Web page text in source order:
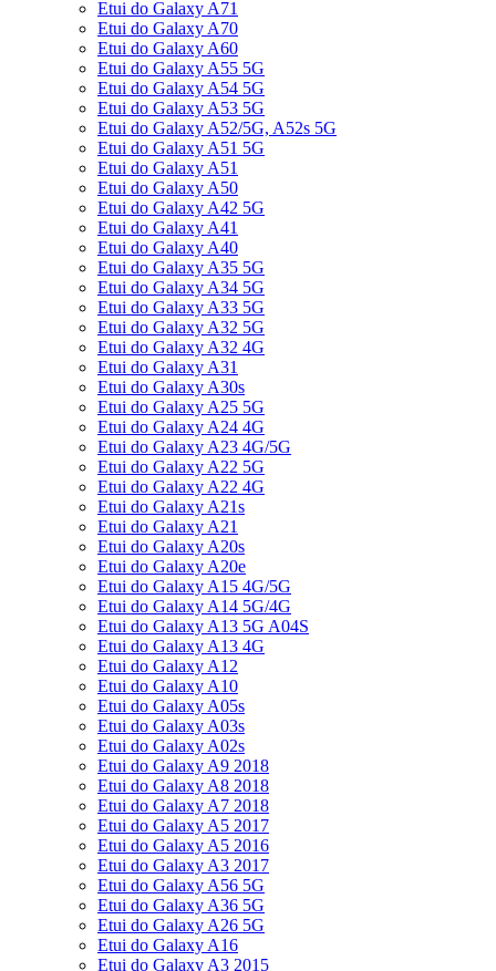
Etui do Galaxy A71
Etui do Galaxy A70
Etui do Galaxy A60
Etui do Galaxy A55 5G
Etui do Galaxy A54 5G
Etui do Galaxy A53 5G
Etui do Galaxy A52/5G, A52s 5G
Etui do Galaxy A51 5G
Etui do Galaxy A51
Etui do Galaxy A50
Etui do Galaxy A42 5G
Etui do Galaxy A41
Etui do Galaxy A40
Etui do Galaxy A35 5G
Etui do Galaxy A34 5G
Etui do Galaxy A33 5G
Etui do Galaxy A32 5G
Etui do Galaxy A32 4G
Etui do Galaxy A31
Etui do Galaxy A30s
Etui do Galaxy A25 5G
Etui do Galaxy A24 4G
Etui do Galaxy A23 4G/5G
Etui do Galaxy A22 5G
Etui do Galaxy A22 4G
Etui do Galaxy A21s
Etui do Galaxy A21
Etui do Galaxy A20s
Etui do Galaxy A20e
Etui do Galaxy A15 4G/5G
Etui do Galaxy A14 5G/4G
Etui do Galaxy A13 5G A04S
Etui do Galaxy A13 4G
Etui do Galaxy A12
Etui do Galaxy A10
Etui do Galaxy A05s
Etui do Galaxy A03s
Etui do Galaxy A02s
Etui do Galaxy A9 2018
Etui do Galaxy A8 2018
Etui do Galaxy A7 2018
Etui do Galaxy A5 2017
Etui do Galaxy A5 2016
Etui do Galaxy A3 2017
Etui do Galaxy A56 5G
Etui do Galaxy A36 5G
Etui do Galaxy A26 5G
Etui do Galaxy A16
Etui do Galaxy A3 2015